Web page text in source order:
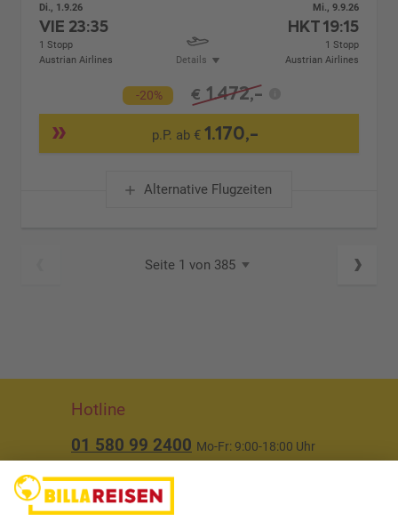
Di., 1.9.26
VIE 23:35
1 Stopp
Austrian Airlines
Details
Mi., 9.9.26
HKT19:15
1 Stopp
Austrian Airlines
-20% € 1.472,-
p.P. ab €1.170,-
Alternative Flugzeiten
Seite 1 von 385
Hotline
01 580 99 2400 Mo-Fr: 9:00-18:00 Uhr